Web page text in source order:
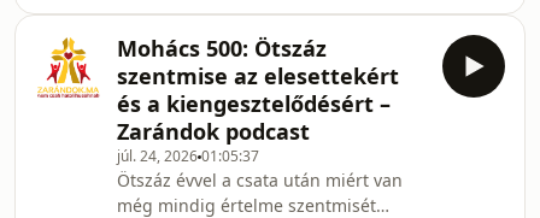
Bertalan Harangjai Médiamissziós
Alapítvány 2026-ban.
maradj le a következő videókról
sem!Az elmélkedést Heiter Róbert
Gottfried szepetneki plébános atya
mondta.Készült olvasóink és a sorozat
lelki kísérőinek támogatása révén.
Hasonló értékes tartalmakért, kérjük,
támogassa a Zarándok.ma szolgálatát.
Mohács 500: Ötszáz
szentmise az elesettekért
és a kiengesztelődésért –
Zarándok podcast
júl. 24, 202601:05:37
Ötszáz évvel a csata után miért van
még mindig értelme szentmisét